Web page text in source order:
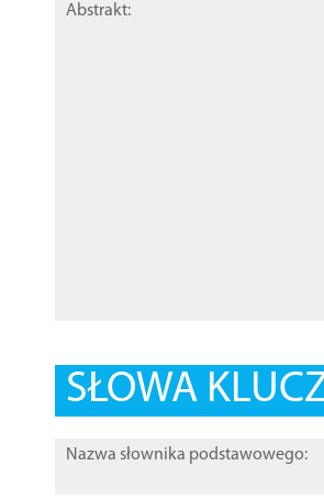
Abstrakt:
SŁOWA
Nazwa słownika podstawowego: